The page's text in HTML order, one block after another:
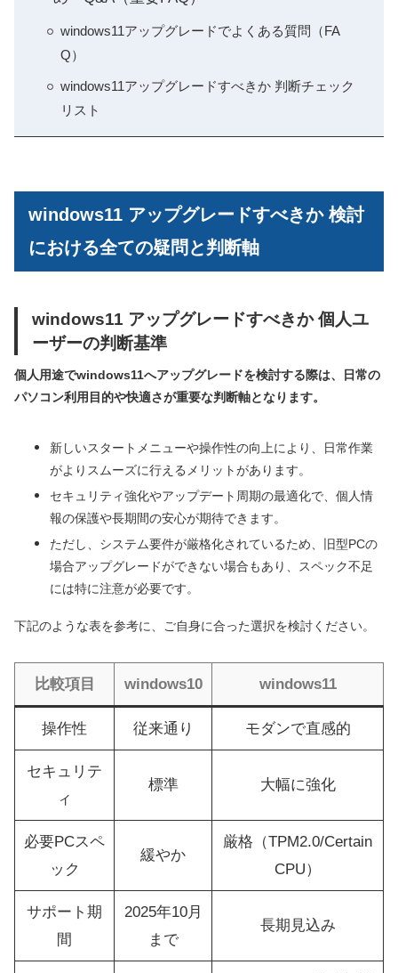
windows11アップグレードでよくある質問（FA
Q）
windows11アップグレードすべきか 判断チェック
リスト
windows11 アップグレードすべきか 検討
における全ての疑問と判断軸
windows11 アップグレードすべきか 個人ユ
ーザーの判断基準
個人用途でwindows11へアップグレードを検討する際は、日常の
パソコン利用目的や快適さが重要な判断軸となります。
新しいスタートメニューや操作性の向上により、日常作業
がよりスムーズに行えるメリットがあります。
セキュリティ強化やアップデート周期の最適化で、個人情
報の保護や長期間の安心が期待できます。
ただし、システム要件が厳格化されているため、旧型PCの
場合アップグレードができない場合もあり、スペック不足
には特に注意が必要です。
下記のような表を参考に、ご自身に合った選択を検討ください。
比較項目 windows10 windows11
操作性 従来通り モダンで直感的
セキュリテ
ィ
標準 大幅に強化
必要PCスペ
ック
緩やか
厳格（TPM2.0/Certain
CPU）
サポート期
間
2025年10月
まで
長期見込み